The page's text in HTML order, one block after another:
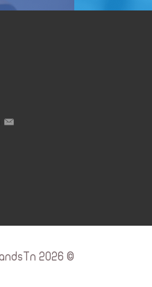
© 2026 BrandsTn. جميع الحقوق محفوظة © 2021